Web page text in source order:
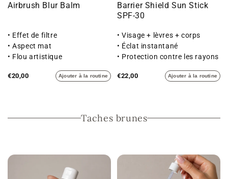
Airbrush Blur Balm
• Effet de filtre
• Aspect mat
• Flou artistique
€20,00 Ajouter à la routine
Barrier Shield Sun Stick
SPF-30
• Visage + lèvres + corps
• Éclat instantané
• Protection contre les rayons
€22,00 Ajouter à la routine
Taches brunes